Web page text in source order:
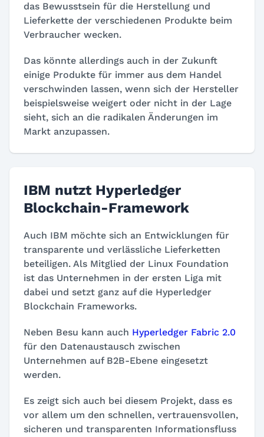
das Bewusstsein für die Herstellung und
Lieferkette der verschiedenen Produkte beim
Verbraucher wecken.
Das könnte allerdings auch in der Zukunft
einige Produkte für immer aus dem Handel
verschwinden lassen, wenn sich der Hersteller
beispielsweise weigert oder nicht in der Lage
sieht, sich an die radikalen Änderungen im
Markt anzupassen.
IBM nutzt Hyperledger
Blockchain-Framework
Auch IBM möchte sich an Entwicklungen für
transparente und verlässliche Lieferketten
beteiligen. Als Mitglied der Linux Foundation
ist das Unternehmen in der ersten Liga mit
dabei und setzt ganz auf die Hyperledger
Blockchain Frameworks.
Neben Besu kann auch Hyperledger Fabric 2.0
für den Datenaustausch zwischen
Unternehmen auf B2B-Ebene eingesetzt
werden.
Es zeigt sich auch bei diesem Projekt, dass es
vor allem um den schnellen, vertrauensvollen,
sicheren und transparenten Informationsfluss